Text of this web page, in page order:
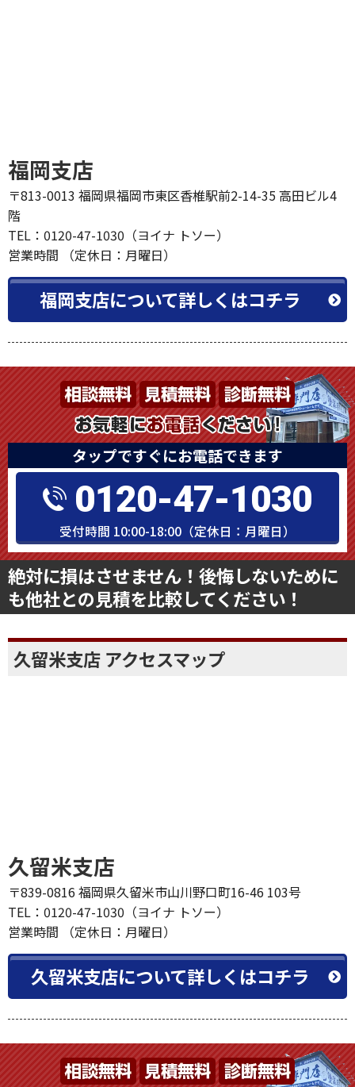
福岡支店
〒813-0013 福岡県福岡市東区香椎駅前2-14-35 高田ビル4
階
TEL：0120-47-1030（ヨイナ トソー）
営業時間 （定休日：月曜日）
福岡支店について詳しくはコチラ
タップですぐにお電話できます
0120-47-1030
受付時間 10:00-18:00（定休日：月曜日）
絶対に損はさせません！後悔しないために
も他社との見積を比較してください！
久留米支店 アクセスマップ
久留米支店
〒839-0816 福岡県久留米市山川野口町16-46 103号
TEL：0120-47-1030（ヨイナ トソー）
営業時間 （定休日：月曜日）
久留米支店について詳しくはコチラ